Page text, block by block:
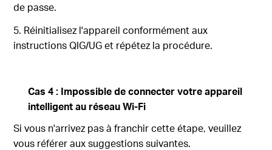
de passe.
5. Réinitialisez l'appareil conformément aux
instructions QIG/UG et répétez la procédure.
Cas 4 : Impossible de connecter votre appareil
intelligent au réseau Wi-Fi
Si vous n'arrivez pas àfranchir cette étape, veuillez
vous référer aux suggestions suivantes.